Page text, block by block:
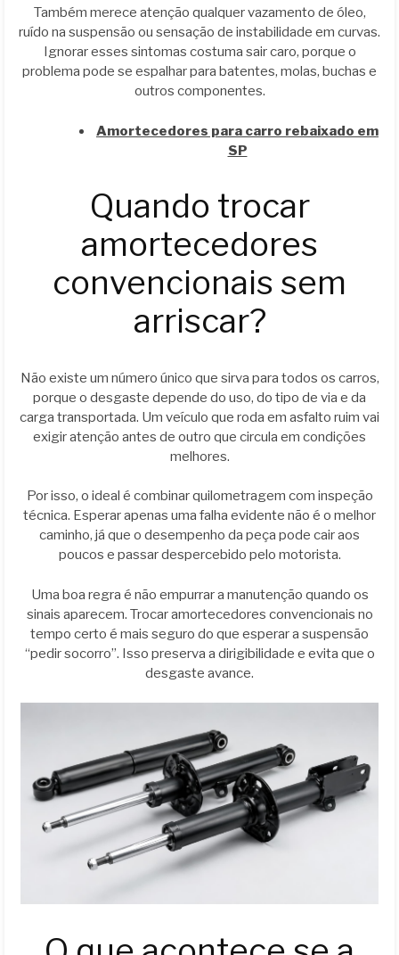
Também merece atenção qualquer vazamento de óleo,
ruído na suspensão ou sensação de instabilidade em curvas.
Ignorar esses sintomas costuma sair caro, porque o
problema pode se espalhar para batentes, molas, buchas e
outros componentes.
Amortecedores para carro rebaixado em
SP
Quando trocar
amortecedores
convencionais sem
arriscar?
Não existe um número único que sirva para todos os carros,
porque o desgaste depende do uso, do tipo de via e da
carga transportada. Um veículo que roda em asfalto ruim vai
exigir atenção antes de outro que circula em condições
melhores.
Por isso, o ideal é combinar quilometragem com inspeção
técnica. Esperar apenas uma falha evidente não é o melhor
caminho, já que o desempenho da peça pode cair aos
poucos e passar despercebido pelo motorista.
Uma boa regra é não empurrar a manutenção quando os
sinais aparecem. Trocar amortecedores convencionais no
tempo certo é mais seguro do que esperar a suspensão
“pedir socorro”. Isso preserva a dirigibilidade e evita que o
desgaste avance.